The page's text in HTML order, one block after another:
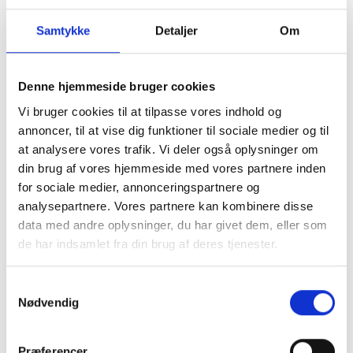
Samtykke Detaljer Om
Denne hjemmeside bruger cookies
Vi bruger cookies til at tilpasse vores indhold og
annoncer, til at vise dig funktioner til sociale medier og til
at analysere vores trafik. Vi deler også oplysninger om
din brug af vores hjemmeside med vores partnere inden
for sociale medier, annonceringspartnere og
analysepartnere. Vores partnere kan kombinere disse
data med andre oplysninger, du har givet dem, eller som
de har indsamlet fra din brug af deres tjenester.
Nødvendig
sanserne med velfærdsteknologi? (06.
oktober 2026 i Aarhus)
disse – er fundamentale for vores forståelse af
os selv og omverdenen - og vores ageren i
denne. Men som så mange andre ting kan det
menneskelige sanseapparat dog bringes i
ubalance. Her kan målrettet stimuli af sanserne
være afgørende - og her kan
velfærdsteknologiske løsninger spille en vigtig
og aktiv rolle.
Netop dette stiller CareNet skarpt på, når vi
tegnden 06. oktober
i Aarhus. Her dykker vi i